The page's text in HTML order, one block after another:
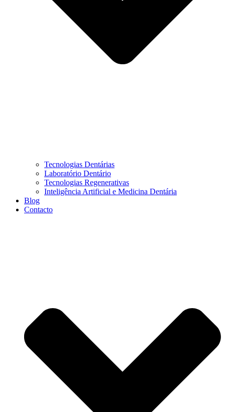
Tecnologias Dentárias
Laboratório Dentário
Tecnologias Regenerativas
Inteligência Artificial e Medicina Dentária
Blog
Contacto